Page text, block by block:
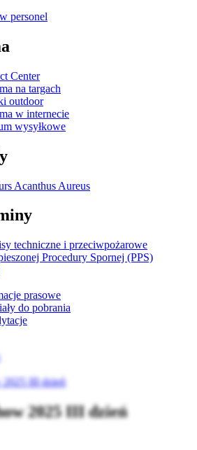
personel
Center
na targach
outdoor
w internecie
wysyłkowe
Acanthus Aureus
techniczne i przeciwpożarowe
Procedury Spornej (PPS)
prasowe
do pobrania
2025 III dzień
2025 III dzień